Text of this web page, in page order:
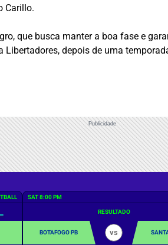
Carillo.
que busca manter a boa fase e
depois de uma
Publicidade